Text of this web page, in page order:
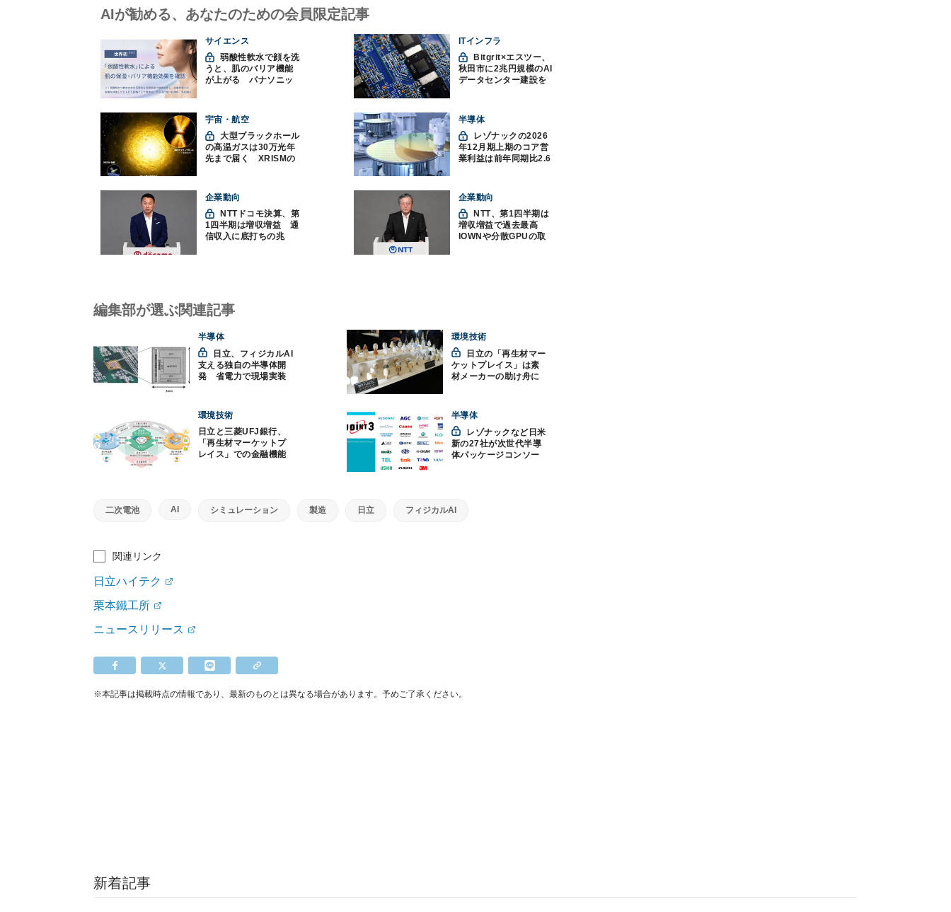
AIが勧める、あなたのための会員限定記事
サイエンス
弱酸性軟水で顔を洗
うと、肌のバリア機能
が上がる パナソニッ
ITインフラ
秋田市に2兆円規模のAI
データセンター建設を
宇宙・航空
大型ブラックホール
の高温ガスは30万光年
先まで届く XRISMの
半導体
年12月期上期のコア営
業利益は前年同期比2.6
企業動向
1四半期は増収増益 通
信収入に底打ちの兆
企業動向
増収増益で過去最高
IOWNや分散GPUの取
編集部が選ぶ関連記事
半導体
支える独自の半導体開
発 省電力で現場実装
環境技術
ケットプレイス」は素
材メーカーの助け舟に
環境技術
日立と三菱UFJ銀行、
「再生材マーケットプ
レイス」での金融機能
半導体
新の27社が次世代半導
体パッケージコンソー
二次電池 AI シミュレーション 製造 日立 フィジカルAI
関連リンク
日立ハイテク
栗本鐵工所
ニュースリリース
※本記事は掲載時点の情報であり、最新のものとは異なる場合があります。予めご了承ください。
新着記事